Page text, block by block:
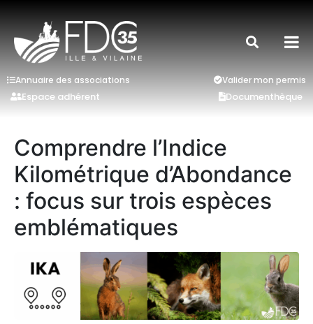
Annuaire des associations Valider mon permis
Espace adhérent Documenthèque
Comprendre l’Indice
Kilométrique d’Abondance
: focus sur trois espèces
emblématiques